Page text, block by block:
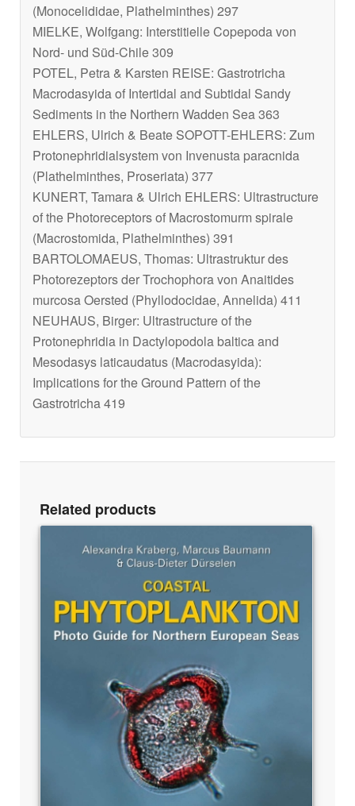
(Monocelididae, Plathelminthes) 297
MIELKE, Wolfgang: Interstitielle Copepoda von
Nord- und Süd-Chile 309
POTEL, Petra & Karsten REISE: Gastrotricha
Macrodasyida of Intertidal and Subtidal Sandy
Sediments in the Northern Wadden Sea 363
EHLERS, Ulrich & Beate SOPOTT-EHLERS: Zum
Protonephridialsystem von Invenusta paracnida
(Plathelminthes, Proseriata) 377
KUNERT, Tamara & Ulrich EHLERS: Ultrastructure
of the Photoreceptors of Macrostomurm spirale
(Macrostomida, Plathelminthes) 391
BARTOLOMAEUS, Thomas: Ultrastruktur des
Photorezeptors der Trochophora von Anaitides
murcosa Oersted (Phyllodocidae, Annelida) 411
NEUHAUS, Birger: Ultrastructure of the
Protonephridia in Dactylopodola baltica and
Mesodasys laticaudatus (Macrodasyida):
Implications for the Ground Pattern of the
Gastrotricha 419
Related products